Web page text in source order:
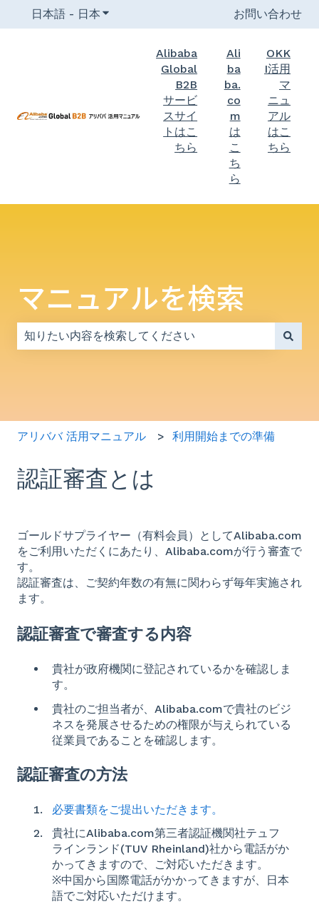
日本語 - 日本 翻訳のサブメニューを表示お問い合わせ
Alibaba
Global
B2B
サービ
スサイ
トはこ
ちら
Ali
ba
ba.
co
m
は
こ
ち
ら
OKK
I活用
マ
ニュ
アル
はこ
ちら
マニュアルを検索
アリババ 活用マニュアル 利用開始までの準備
認証審査とは
ゴールドサプライヤー（有料会員）としてAlibaba.com
をご利用いただくにあたり、Alibaba.comが行う審査で
す。
認証審査は、ご契約年数の有無に関わらず毎年実施され
ます。
認証審査で審査する内容
貴社が政府機関に登記されているかを確認しま
す。
貴社のご担当者が、Alibaba.comで貴社のビジ
ネスを発展させるための権限が与えられている
従業員であることを確認します。
認証審査の方法
必要書類をご提出いただきます。
貴社にAlibaba.com第三者認証機関社テュフ
ラインランド(TUV Rheinland)社から電話がか
かってきますので、ご対応いただきます。
※中国から国際電話がかかってきますが、日本
語でご対応いただけます。